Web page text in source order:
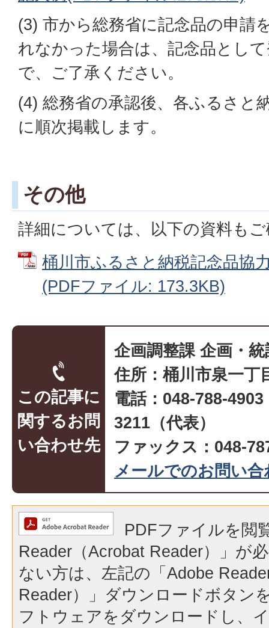
(3) 市から総務省に記念品の申請
れなかった場合は、記念品とし
で、ご了承ください。
(4) 総務省の承認後、各ふるさと
に順次掲載します。
その他
詳細については、以下の資料も
桶川市ふるさと納税記念品協
(PDFファイル: 173.3KB)
この記事に
関するお問
い合わせ先
企画調整課 企画・統
住所：桶川市泉一丁
電話：048-788-
3211（代表）
ファックス：048-
メールでのお問い
PDFファイルを閲
Reader（Acrobat Reader）」が
ない方は、左記の「Adobe
Reader）」ダウンロードボタン
フトウェアをダウンロードし、